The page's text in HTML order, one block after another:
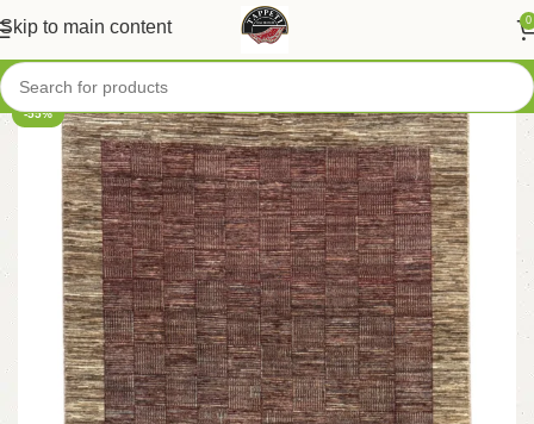
Skip to main content 0
-55%